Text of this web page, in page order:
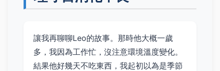
讓我再聊聊Leo的故事。那時他大概一歲
多，我因為工作忙，沒注意環境溫度變化。
結果他好幾天不吃東西，我起初以為是季節